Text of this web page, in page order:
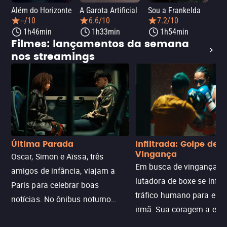
Além do Horizonte
--/10
1h46min
A Garota Artificial
6.6/10
1h33min
Sou a Frankelda
7.2/10
1h54min
Filmes: lançamentos da semana
nos streamings
Última Parada
Oscar, Simon e Aïssa, três
amigos de infância, viajam a
Paris para celebrar boas
notícias. No ônibus noturno
Infiltrada: Golpe de
Vingança
Em busca de vingança,
lutadora de boxe se
tráfico humano para
irmã. Sua coragem a